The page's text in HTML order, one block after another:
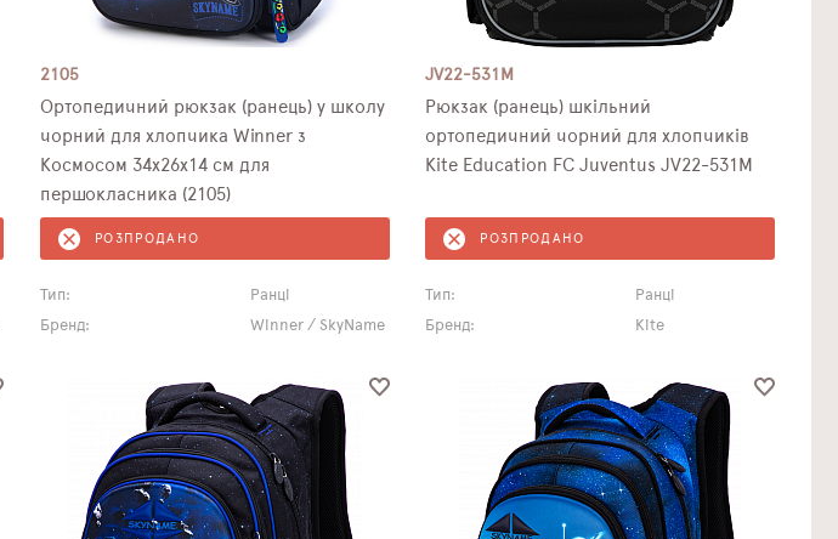
2105
Ортопедичний рюкзак (ранець) у школу
чорний для хлопчика Winner з
Космосом 34х26х14 см для
першокласника (2105)
РОЗПРОДАНО
Тип:
Ранці
Бренд:
Winner / SkyName
JV22-531M
Рюкзак (ранець) шкільний
ортопедичний чорний для хлопчиків
Kite Education FC Juventus JV22-531M
РОЗПРОДАНО
Тип:
Ранці
Бренд:
Kite